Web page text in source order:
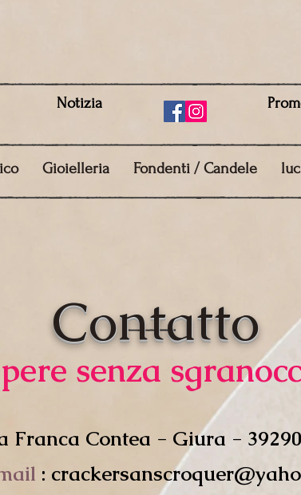
Notizia
Gioielleria Fondenti / Candele
Contatto
senza
Franca Contea - Giura -
: